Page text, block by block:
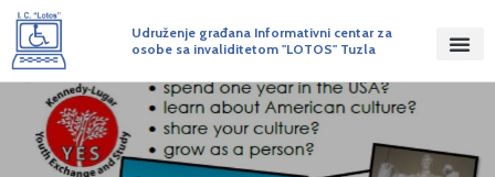
Udruženje građana Informativni centar za
osobe sa invaliditetom "LOTOS" Tuzla